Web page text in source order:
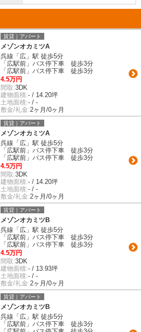
賃貸｜アパート
メゾンオカミツA
呉線「広」駅 徒歩5分
「広駅前」バス停下車 徒歩3分
「広駅前」バス停下車 徒歩3分
4.5万円
間取:3DK
建物面積:- / 14.20坪
土地面積:- / -
敷金/礼金:2ヶ月/0ヶ月
賃貸｜アパート
メゾンオカミツA
呉線「広」駅 徒歩5分
「広駅前」バス停下車 徒歩3分
「広駅前」バス停下車 徒歩3分
4.5万円
間取:3DK
建物面積:- / 14.20坪
土地面積:- / -
敷金/礼金:2ヶ月/0ヶ月
賃貸｜アパート
メゾンオカミツB
呉線「広」駅 徒歩5分
「広駅前」バス停下車 徒歩3分
「広駅前」バス停下車 徒歩3分
4.5万円
間取:3DK
建物面積:- / 13.93坪
土地面積:- / -
敷金/礼金:2ヶ月/0ヶ月
賃貸｜アパート
メゾンオカミツB
呉線「広」駅 徒歩5分
「広駅前」バス停下車 徒歩3分